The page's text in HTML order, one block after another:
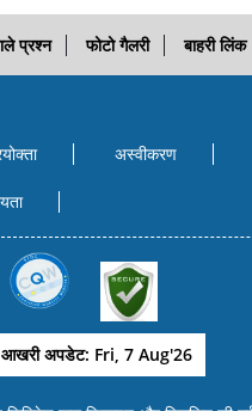
प्रश्न फोटो गैलरी बाहरी लिंक
अस्वीकरण
आखरी अपडेट: Fri, 7 Aug'26